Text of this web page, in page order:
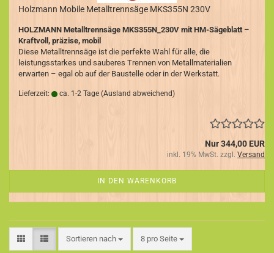
Holzmann Mobile Metalltrennsäge MKS355N 230V
HOLZMANN Metalltrennsäge MKS355N_230V mit HM-Sägeblatt –
Kraftvoll, präzise, mobil
Diese Metalltrennsäge ist die perfekte Wahl für alle, die
leistungsstarkes und sauberes Trennen von Metallmaterialien
erwarten – egal ob auf der Baustelle oder in der Werkstatt.
Lieferzeit: ca. 1-2 Tage (Ausland abweichend)
Nur 344,00 EUR
inkl. 19% MwSt. zzgl. Versand
IN DEN WARENKORB
Sortieren nach
Sortieren nach 8 pro Seite
pro Seite